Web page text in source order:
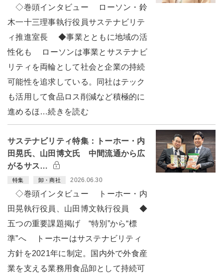
◇巻頭インタビュー ローソン・鈴
木一十三理事執行役員サステナビリテ
ィ推進室長 ◆事業とともに地域の活
性化も ローソンは事業とサステナビ
リティを両輪として社会と企業の持続
可能性を追求している。同社はテック
も活用して食品ロス削減など積極的に
進めるほ…続きを読む
サステナビリティ特集：トーホー・内
田晃氏、山田博文氏 中間流通から広
がるサス…
特集 卸・商社 2026.06.30
◇巻頭インタビュー トーホー・内
田晃執行役員、山田博文執行役員 ◆
五つの重要課題掲げ “特別”から“標
準”へ トーホーはサステナビリティ
方針を2021年に制定。国内外で外食産
業を支える業務用食品卸として持続可